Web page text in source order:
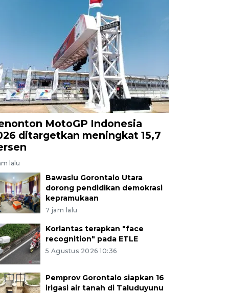
MotoGP Indonesia
ditargetkan meningkat 15,7
lalu
Bawaslu Gorontalo Utara
dorong pendidikan demokrasi
kepramukaan
7 jam lalu
Korlantas terapkan "face
recognition" pada ETLE
5 Agustus 2026 10:36
Pemprov Gorontalo siapkan 16
irigasi air tanah di Taluduyunu